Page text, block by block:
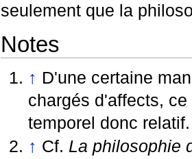
seulement que la
Notes
↑ D'une certaine
chargés d'affects,
temporel donc
↑ Cf. La philosophie